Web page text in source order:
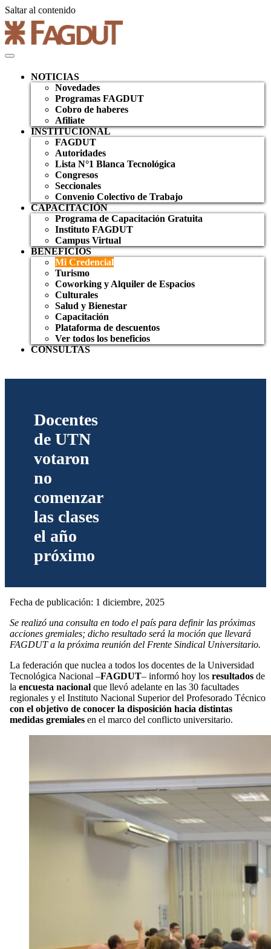
Saltar al contenido
NOTICIAS
Novedades
Programas FAGDUT
Cobro de haberes
Afiliate
INSTITUCIONAL
FAGDUT
Autoridades
Lista N°1 Blanca Tecnológica
Congresos
Seccionales
Convenio Colectivo de Trabajo
CAPACITACIÓN
Programa de Capacitación Gratuita
Instituto FAGDUT
Campus Virtual
BENEFICIOS
Mi Credencial
Turismo
Coworking y Alquiler de Espacios
Culturales
Salud y Bienestar
Capacitación
Plataforma de descuentos
Ver todos los beneficios
CONSULTAS
Docentes
de UTN
votaron
no
comenzar
las clases
el año
próximo
Fecha de publicación: 1 diciembre, 2025
Se realizó una consulta en todo el país para definir las próximas
acciones gremiales; dicho resultado será la moción que llevará
FAGDUT a la próxima reunión del Frente Sindical Universitario.
La federación que nuclea a todos los docentes de la Universidad
Tecnológica Nacional –FAGDUT– informó hoy los resultados de
la encuesta nacional que llevó adelante en las 30 facultades
regionales y el Instituto Nacional Superior del Profesorado Técnico
con el objetivo de conocer la disposición hacia distintas
medidas gremiales en el marco del conflicto universitario.